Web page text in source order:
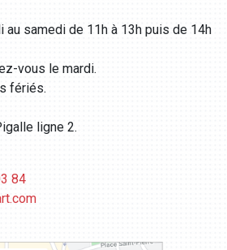
au samedi de 11h à 13h puis de 14h
vous le mardi.
fériés.
ligne 2.
84